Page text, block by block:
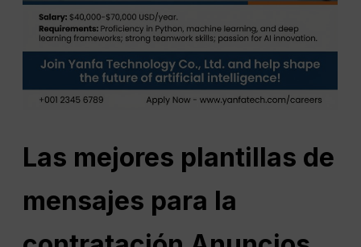
Las mejores plantillas de
mensajes para la